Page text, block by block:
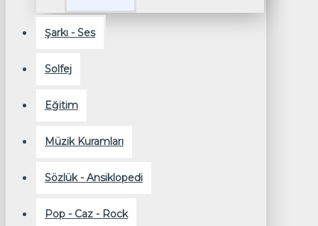
Şarkı - Ses
Solfej
Eğitim
Müzik Kuramları
Sözlük - Ansiklopedi
Pop - Caz - Rock